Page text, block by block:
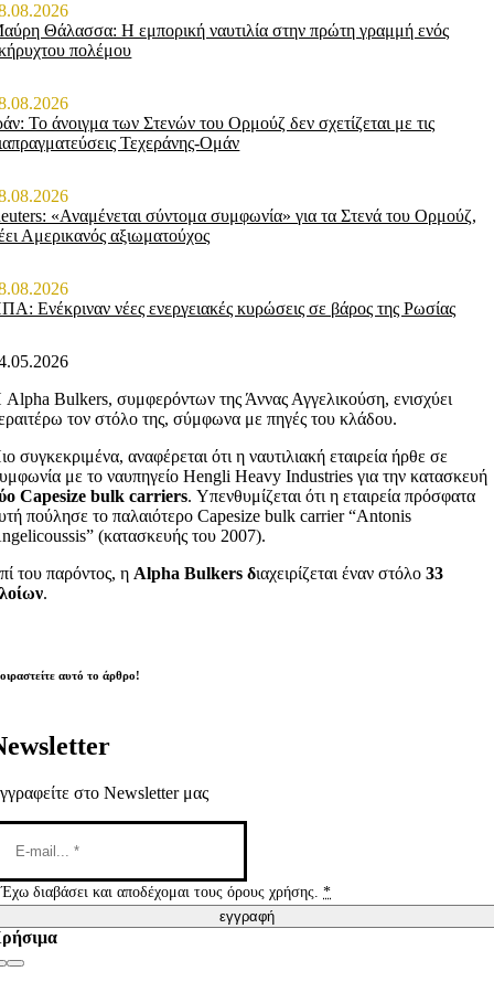
Θάλασσα: Η εμπορική ναυτιλία στην πρώτη γραμμή ενός
πολέμου
Το άνοιγμα των Στενών του Ορμούζ δεν σχετίζεται με τις
Τεχεράνης-Ομάν
«Αναμένεται σύντομα συμφωνία» για τα Στενά του Ορμούζ,
Αμερικανός αξιωματούχος
Ενέκριναν νέες ενεργειακές κυρώσεις σε βάρος της Ρωσίας
Bulkers, συμφερόντων της Άννας Αγγελικούση, ενισχύει
τον στόλο της, σύμφωνα με πηγές του κλάδου.
συγκεκριμένα, αναφέρεται ότι η ναυτιλιακή εταιρεία ήρθε σε
με το ναυπηγείο Hengli Heavy Industries για την κατασκευή
Capesize bulk carriers. Υπενθυμίζεται ότι η εταιρεία πρόσφατα
πούλησε το παλαιότερο Capesize bulk carrier “Antonis
(κατασκευής του 2007).
του παρόντος, η Alpha Bulkers διαχειρίζεται έναν στόλο33
.
αυτό το άρθρο!
στο Newsletter μας
Έχω διαβάσει και αποδέχομαι τους όρους χρήσης.*
εγγραφή